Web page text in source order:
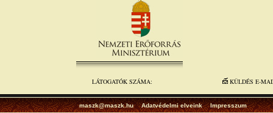
LÁTOGATÓK SZÁMA: KÜLDÉS E-
maszk@maszk.hu Adatvédelmi elveink Impresszum